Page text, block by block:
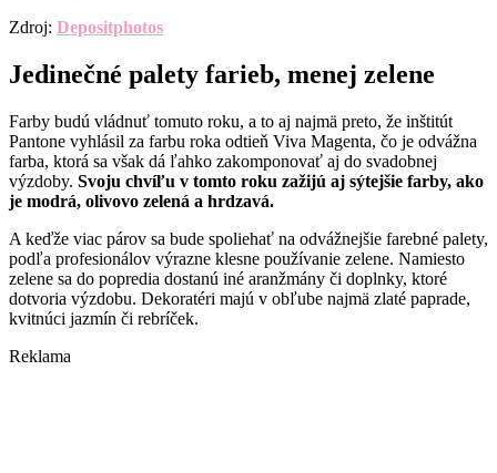
Zdroj: Depositphotos
Jedinečné palety farieb, menej zelene
Farby budú vládnuť tomuto roku, a to aj najmä preto, že inštitút
Pantone vyhlásil za farbu roka odtieň Viva Magenta, čo je odvážna
farba, ktorá sa však dá ľahko zakomponovať aj do svadobnej
výzdoby. Svoju chvíľu v tomto roku zažijú aj sýtejšie farby, ako
je modrá, olivovo zelená a hrdzavá.
A keďže viac párov sa bude spoliehať na odvážnejšie farebné palety,
podľa profesionálov výrazne klesne používanie zelene. Namiesto
zelene sa do popredia dostanú iné aranžmány či doplnky, ktoré
dotvoria výzdobu. Dekoratéri majú v obľube najmä zlaté paprade,
kvitnúci jazmín či rebríček.
Reklama